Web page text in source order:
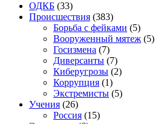
ОДКБ (33)
Происшествия (383)
Борьба с фейками (5)
Вооруженный мятеж (5)
Госизмена (7)
Диверсанты (7)
Киберугрозы (2)
Коррупция (1)
Экстремисты (5)
Учения (26)
Россия (15)